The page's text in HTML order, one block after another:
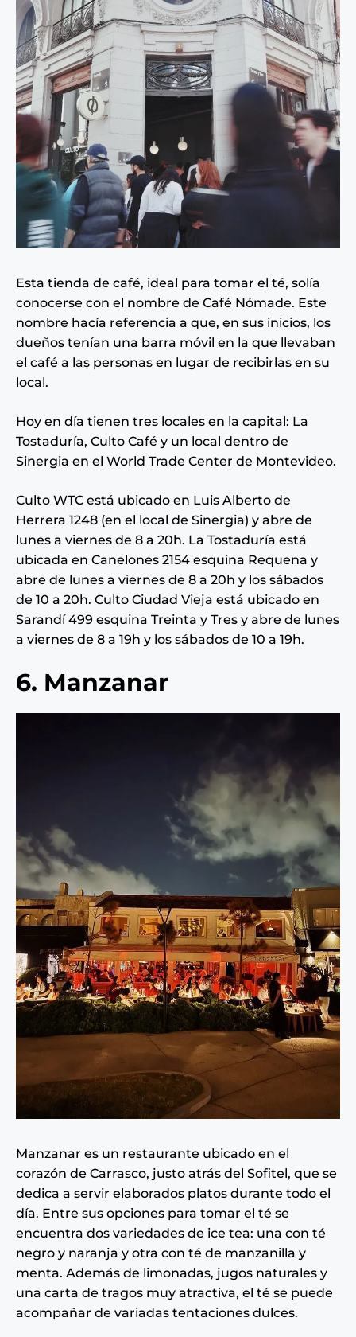
Esta tienda de café, ideal para tomar el té, solía
conocerse con el nombre de Café Nómade. Este
nombre hacía referencia a que, en sus inicios, los
dueños tenían una barra móvil en la que llevaban
el café a las personas en lugar de recibirlas en su
local.
Hoy en día tienen tres locales en la capital: La
Tostaduría, Culto Café y un local dentro de
Sinergia en el World Trade Center de Montevideo.
Culto WTC está ubicado en Luis Alberto de
Herrera 1248 (en el local de Sinergia) y abre de
lunes a viernes de 8 a 20h. La Tostaduría está
ubicada en Canelones 2154 esquina Requena y
abre de lunes a viernes de 8 a 20h y los sábados
de 10 a 20h. Culto Ciudad Vieja está ubicado en
Sarandí 499 esquina Treinta y Tres y abre de lunes
a viernes de 8 a 19h y los sábados de 10 a 19h.
6. Manzanar
Manzanar es un restaurante ubicado en el
corazón de Carrasco, justo atrás del Sofitel, que se
dedica a servir elaborados platos durante todo el
día. Entre sus opciones para tomar el té se
encuentra dos variedades de ice tea: una con té
negro y naranja y otra con té de manzanilla y
menta. Además de limonadas, jugos naturales y
una carta de tragos muy atractiva, el té se puede
acompañar de variadas tentaciones dulces.